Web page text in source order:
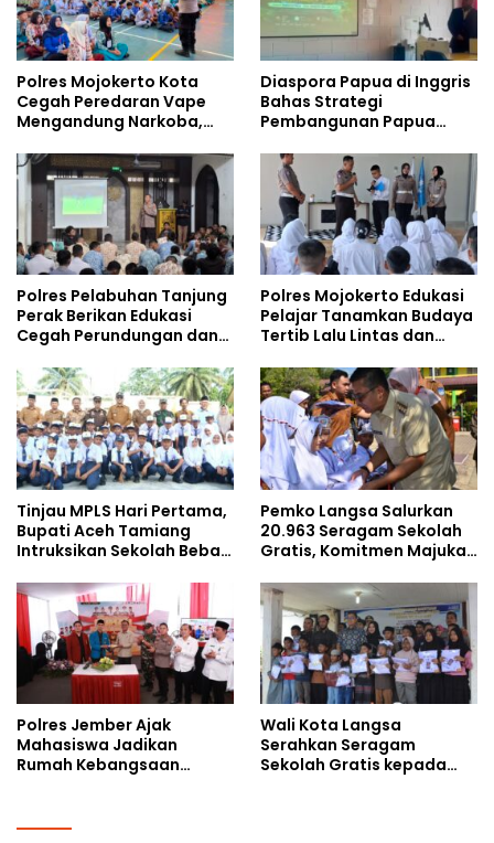
Polres Mojokerto Kota
Cegah Peredaran Vape
Mengandung Narkoba,
Kalangan Remaja
Diaspora Papua di Inggris
Bahas Strategi
Pembangunan Papua
Doktoral Internasional
Polres Pelabuhan Tanjung
Perak Berikan Edukasi
Cegah Perundungan dan
kepada Pelajar MPLS
Polres Mojokerto Edukasi
Pelajar Tanamkan Budaya
Tertib Lalu Lintas dan
Tinjau MPLS Hari Pertama,
Bupati Aceh Tamiang
Intruksikan Sekolah Bebas
Pemko Langsa Salurkan
20.963 Seragam Sekolah
Gratis, Komitmen Majukan
Polres Jember Ajak
Mahasiswa Jadikan
Rumah Kebangsaan
Wali Kota Langsa
Serahkan Seragam
Sekolah Gratis kepada